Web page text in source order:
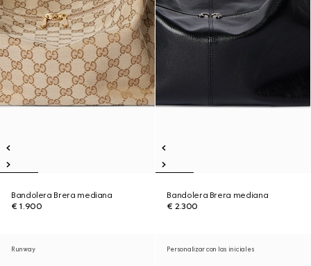
Bandolera Brera mediana
€ 1.900
Bandolera Brera mediana
€ 2.300
Runway Personalizar con las iniciales